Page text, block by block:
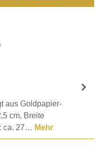
aus Goldpapier-
cm, Breite
ca. 27… Mehr